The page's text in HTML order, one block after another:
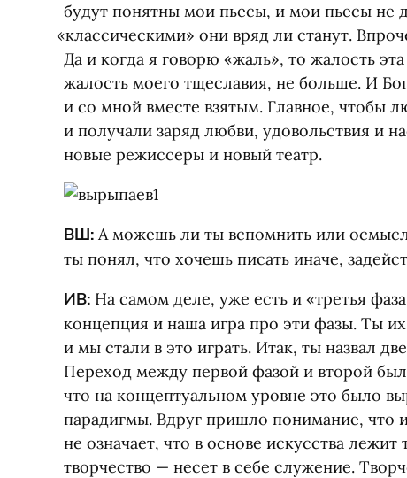
будут понятны мои пьесы, и мои пьесы не
«классическими» они вряд ли станут.
Да и когда я говорю «жаль», то жалость
жалость моего тщеславия, не больше. И
и со мной вместе взятым. Главное, чтобы
и получали заряд любви, удовольствия и
новые режиссеры и новый театр.
ВШ: А можешь ли ты вспомнить или
ты понял, что хочешь писать иначе,
ИВ: На самом деле, уже есть и «третья
концепция и наша игра про эти фазы. Ты
и мы стали в это играть. Итак, ты назвал
Переход между первой фазой и второй
что на концептуальном уровне это было
парадигмы. Вдруг пришло понимание, что
не означает, что в основе искусства
творчество — несет в себе служение.